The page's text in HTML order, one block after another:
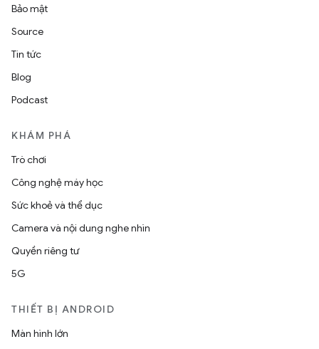
Bảo mật
Source
Tin tức
Blog
Podcast
KHÁM PHÁ
Trò chơi
Công nghệ máy học
Sức khoẻ và thể dục
Camera và nội dung nghe nhìn
Quyền riêng tư
5G
THIẾT BỊ ANDROID
Màn hình lớn